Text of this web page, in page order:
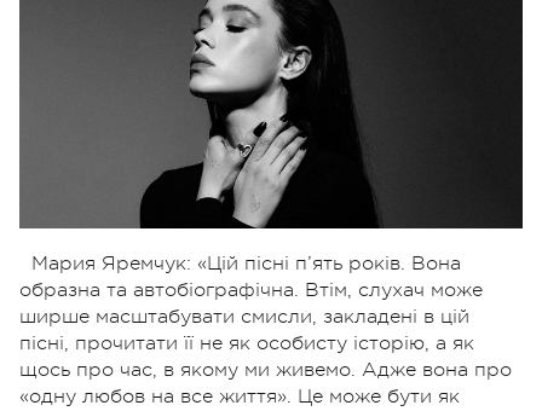
Мария Яремчук: «Цій пісні п’ять років. Вона
образна та автобіографічна. Втім, слухач може
ширше масштабувати смисли, закладені в цій
пісні, прочитати її не як особисту історію, а як
щось про час, в якому ми живемо. Адже вона про
«одну любов на все життя». Це може бути як